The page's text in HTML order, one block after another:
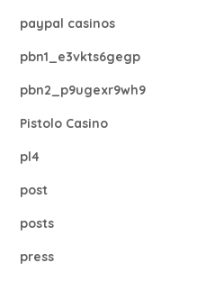
paypal casinos
pbn1_e3vkts6gegp
pbn2_p9ugexr9wh9
Pistolo Casino
pl4
post
posts
press